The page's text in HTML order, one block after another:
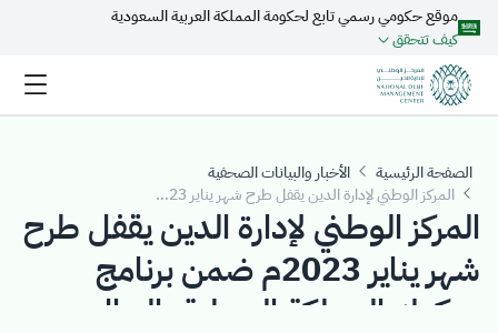
تخطي إلى المحتوى الرئيسي
موقع حكومي رسمي تابع لحكومة المملكة العربية السعودية
كيف تتحقق
الصفحة الرئيسية
الأخبار والبيانات الصحفية
المركز الوطني لإدارة الدين يقفل طرح شهر يناير 2023م ضمن برنامج صكوك المملكة المحلية بالريال السعودي بمبلغ إجمالي قدره ( 3.466) مليار ريال سعودي
المركز الوطني لإدارة الدين يقفل طرح
شهر يناير 2023م ضمن برنامج
صكوك المملكة المحلية بالريال